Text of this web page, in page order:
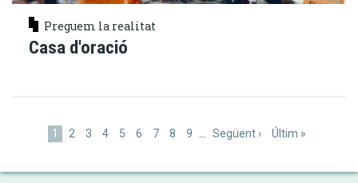
Preguem la realitat
Casa d'oració
Pàgina
1 Pàgina
2 Pàgina
3 Pàgina
4 Pàgina
5 Pàgina
6 Pàgina
7 Pàgina
8 Pàgina
9
Pàgina
Següent ›
Última
Últim »